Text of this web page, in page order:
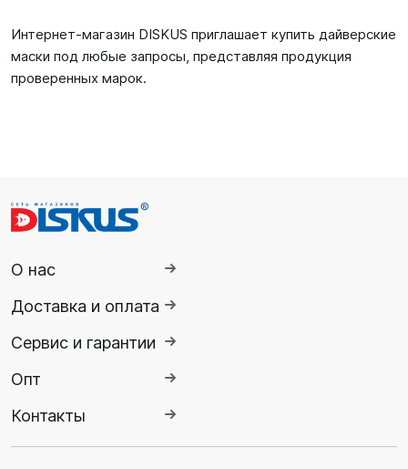
Интернет-магазин DISKUS приглашает купить дайверские
маски под любые запросы, представляя продукция
проверенных марок.
О нас
Доставка и оплата
Сервис и гарантии
Опт
Контакты